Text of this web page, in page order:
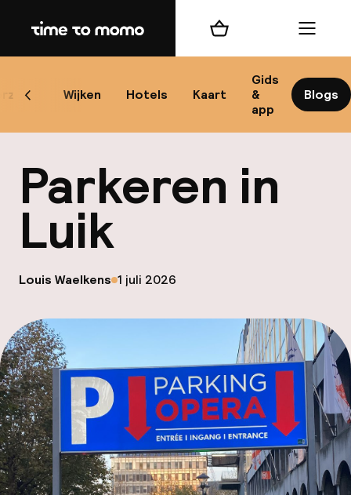
Home
Wijken Hotels Kaart
Gids
&
app
Blogs
Scroll naar links
Winkelmand Menu
Parkeren in
Luik
Gepubliceerd door
Louis Waelkens op
1 juli 2026